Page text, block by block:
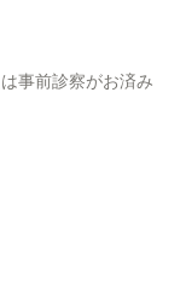
事前診察がお済み